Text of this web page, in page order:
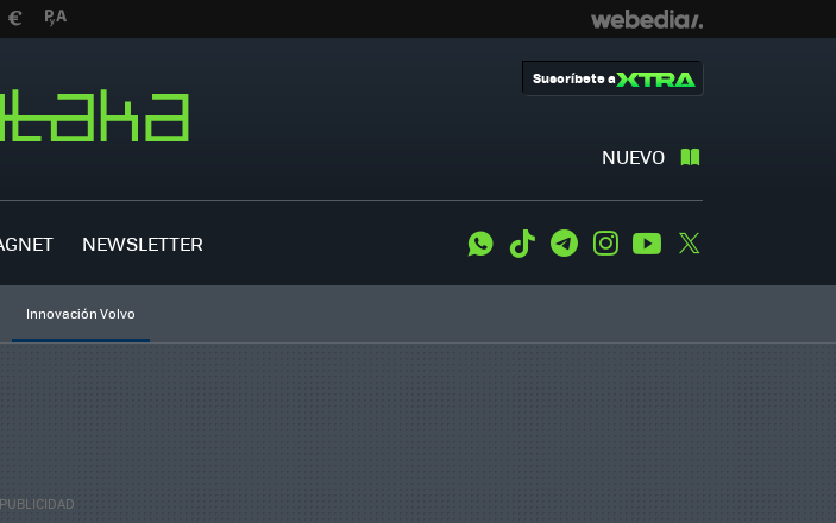
NUEVO
Suscríbete a
NEWSLETTER WhatsApp
Tiktok TelegramInstagramYoutube
Innovación Volvo